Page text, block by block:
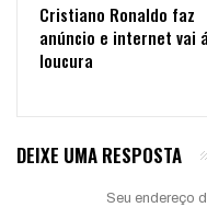
Cristiano Ronaldo faz
anúncio e internet vai á
loucura
DEIXE UMA RESPOSTA
Seu endereço